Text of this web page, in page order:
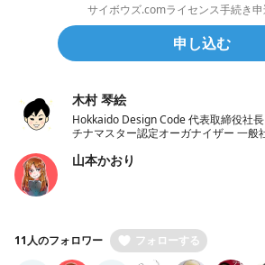
サイボウズ.comライセンス手続き申
申し込む
木村 琴絵
Hokkaido Design Code 代表取締役社
チナマスター認定オーガナイザー 一般
山本かおり
11人のフォロワー フォローする